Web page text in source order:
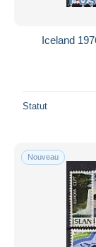
Iceland
Statut
Nouveau